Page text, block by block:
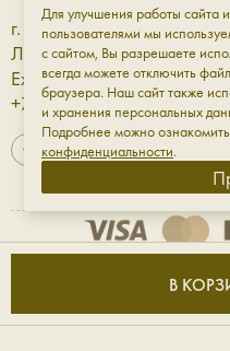
В
г. Санкт-Петербург, ТРЦ
Лиговский проспект, 30а,
Ежедневно с 10:00 до
+7 961 811-18-98
ИП Мирфазы Сергей
Для улучшения работы сайта
пользователями мы
с сайтом, Вы разрешаете
всегда можете отключить
браузера. Наш сайт также
и хранения персональных
Подробнее можно
конфиденциальности.